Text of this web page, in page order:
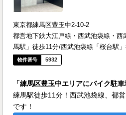
東京都練馬区豊玉中2-10-2
都営地下鉄大江戸線・西武池袋線・
馬駅」徒歩11分/西武池袋線「桜台駅
5932
「練馬区豊玉中エリアにバイク駐車
練馬駅徒歩11分！西武池袋線、都
です！